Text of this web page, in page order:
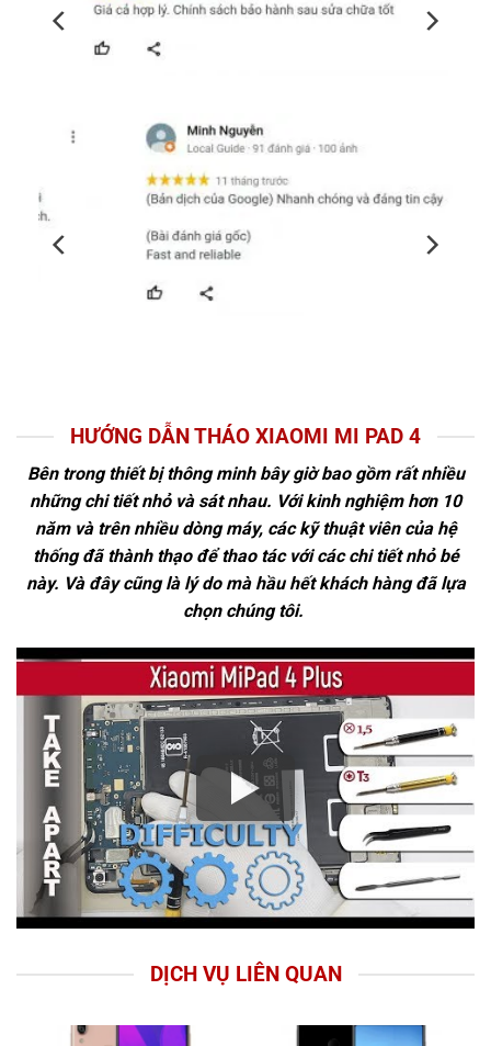
HƯỚNG DẪN THÁO XIAOMI MI PAD 4
Bên trong thiết bị thông minh bây giờ bao gồm rất nhiều
những chi tiết nhỏ và sát nhau. Với kinh nghiệm hơn 10
năm và trên nhiều dòng máy, các kỹ thuật viên của hệ
thống đã thành thạo để thao tác với các chi tiết nhỏ bé
này. Và đây cũng là lý do mà hầu hết khách hàng đã lựa
chọn chúng tôi.
DỊCH VỤ LIÊN QUAN